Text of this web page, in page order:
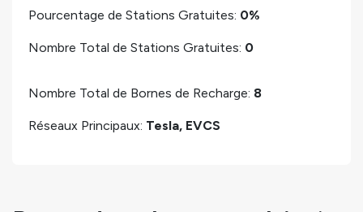
Pourcentage de Stations Gratuites: 0%
Nombre Total de Stations Gratuites: 0
Nombre Total de Bornes de Recharge: 8
Réseaux Principaux: Tesla, EVCS